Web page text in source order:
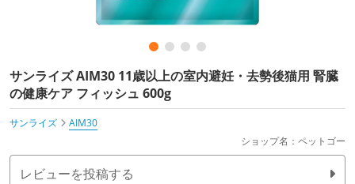
サンライズ AIM30 11歳以上の室内避妊・去勢後猫用 腎臓
の健康ケア フィッシュ 600g
サンライズ
AIM30
ショップ名：ペットゴー
レビューを投稿する